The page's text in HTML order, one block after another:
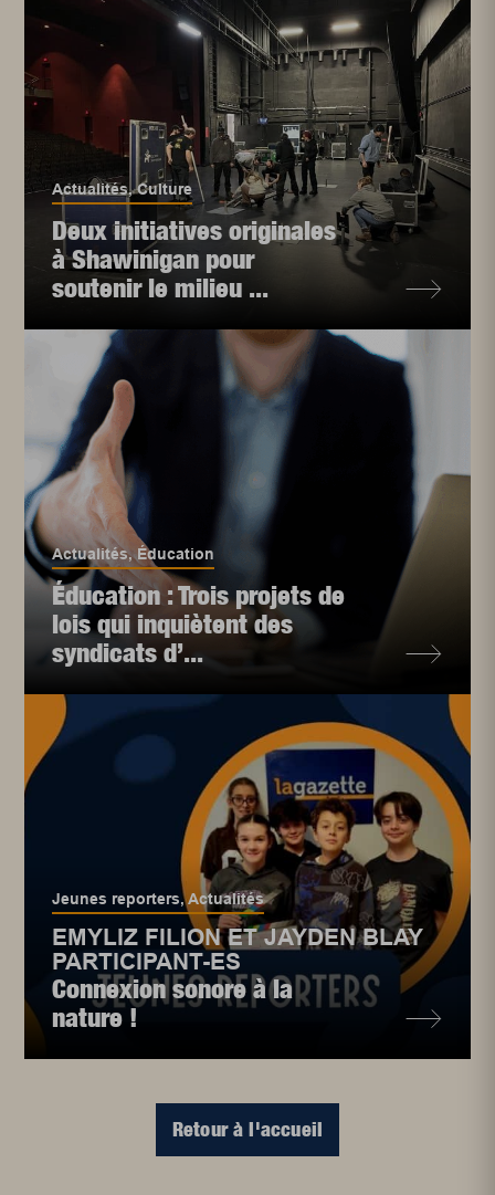
Actualités,Culture
Deux initiatives originales
à Shawinigan pour
soutenir le milieu ...
Actualités,Éducation
Éducation : Trois projets de
lois qui inquiètent des
syndicats d’...
Jeunes reporters,Actualités
EMYLIZ FILION ET JAYDEN BLAY
PARTICIPANT-ES
Connexion sonore à la
nature !
Retour à l'accueil